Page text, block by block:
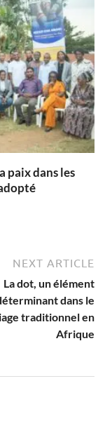
paix dans les
NEXT ARTICLE
La dot, un élément
dans le
traditionnel en
Afrique